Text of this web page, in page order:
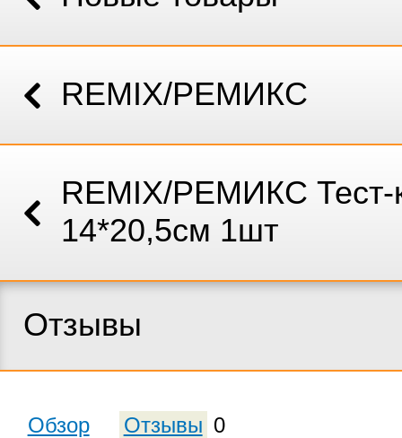
REMIX/РЕМИКС
REMIX/РЕМИКС Тест-
14*20,5см 1шт
Отзывы
Обзор Отзывы 0